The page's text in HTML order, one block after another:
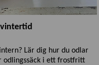
Lär dig hur du odlar
odlingssäck i ett frostfritt